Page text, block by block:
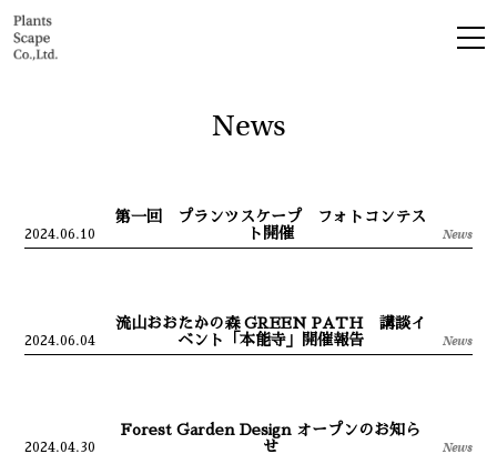
News
2024.06.10
第一回 プランツスケープ フォトコンテス
ト開催
News
2024.06.04
流山おおたかの森 GREEN PATH 講談イ
ベント「本能寺」開催報告
News
2024.04.30
Forest Garden Design オープンのお知ら
せ
News